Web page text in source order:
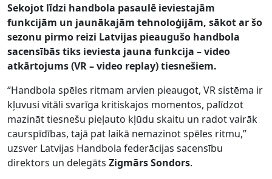
Sekojot līdzi handbola pasaulē ieviestajām
funkcijām un jaunākajām tehnoloģijām, sākot ar šo
sezonu pirmo reizi Latvijas pieaugušo handbola
sacensībās tiks ieviesta jauna funkcija – video
atkārtojums (VR – video replay) tiesnešiem.
“Handbola spēles ritmam arvien pieaugot, VR sistēma ir
kļuvusi vitāli svarīga kritiskajos momentos, palīdzot
mazināt tiesnešu pieļauto kļūdu skaitu un radot vairāk
caurspīdības, tajā pat laikā nemazinot spēles ritmu,”
uzsver Latvijas Handbola federācijas sacensību
direktors un delegāts Zigmārs Sondors.